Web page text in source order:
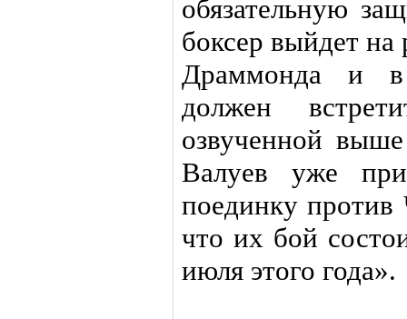
обязательную
боксер выйдет
Драммонда и в
должен
озвученной
Валуев уже
поединку
что их бой
июля этого года».